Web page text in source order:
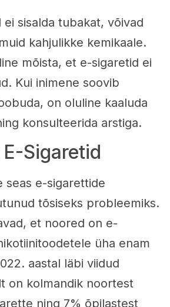
ei sisalda tubakat, võivad
kahjulikke kemikaale.
mõista, et e-sigaretid ei
Kui inimene soovib
on oluline kaaluda
konsulteerida arstiga.
Sigaretid
seas e-sigarettide
tõsiseks probleemiks.
et noored on e-
üha enam
aastal läbi viidud
on kolmandik noortest
ning 7% õpilastest